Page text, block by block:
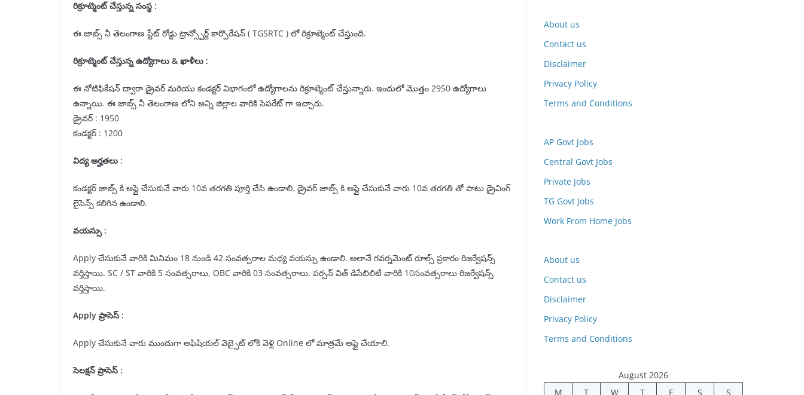
రిక్రూట్మెంట్ చేస్తున్న సంస్థ :
ఈ జాబ్స్ నీ తెలంగాణ స్టేట్ రోడ్డు ట్రాన్స్పోర్ట్ కార్పొరేషన్ ( TGSRTC ) లో రిక్రూట్మెంట్ చేస్తుంది.
రిక్రూట్మెంట్ చేస్తున్న ఉద్యోగాలు & ఖాళీలు :
ఈ నోటిఫికేషన్ ద్వారా డ్రైవర్ మరియు కండక్టర్ విభాగంలో ఉద్యోగాలను రిక్రూట్మెంట్ చేస్తున్నారు. ఇందులో మొత్తం 2950 ఉద్యోగాలు
ఉన్నాయి. ఈ జాబ్స్ నీ తెలంగాణ లోని అన్ని జిల్లాల వారికి సెపరేట్ గా ఇచ్చారు.
డ్రైవర్ : 1950
కండక్టర్ : 1200
విద్య అర్హతలు :
కండక్టర్ జాబ్స్ కి అప్లై చేసుకునే వారు 10వ తరగతి పూర్తి చేసి ఉండాలి. డ్రైవర్ జాబ్స్ కి అప్లై చేసుకునే వారు 10వ తరగతి తో పాటు డ్రైవింగ్
లైసెన్స్ కలిగిన ఉండాలి.
వయస్సు :
Apply చేసుకునే వారికి మినిమం 18 నుండి 42 సంవత్సరాల మధ్య వయస్సు ఉండాలి. అలానే గవర్నమెంట్ రూల్స్ ప్రకారం రిజర్వేషన్స్
వర్తిస్తాయి. SC / ST వారికి 5 సంవత్సరాలు, OBC వారికి 03 సంవత్సరాలు, పర్సన్ విత్ డిసేబిలిటీ వారికి 10సంవత్సరాలు రిజర్వేషన్స్
వర్తిస్తాయి.
Apply ప్రాసెస్ :
Apply చేసుకునే వారు ముందుగా అఫిషియల్ వెబ్సైట్ లోకి వెళ్లి Online లో మాత్రమే అప్లై చేయాలి.
సెలక్షన్ ప్రాసెస్ :
About us
Contact us
Disclaimer
Privacy Policy
Terms and Conditions
AP Govt Jobs
Central Govt Jobs
Private Jobs
TG Govt Jobs
Work From Home Jobs
About us
Contact us
Disclaimer
Privacy Policy
Terms and Conditions
August 2026
M
T W T F S
S